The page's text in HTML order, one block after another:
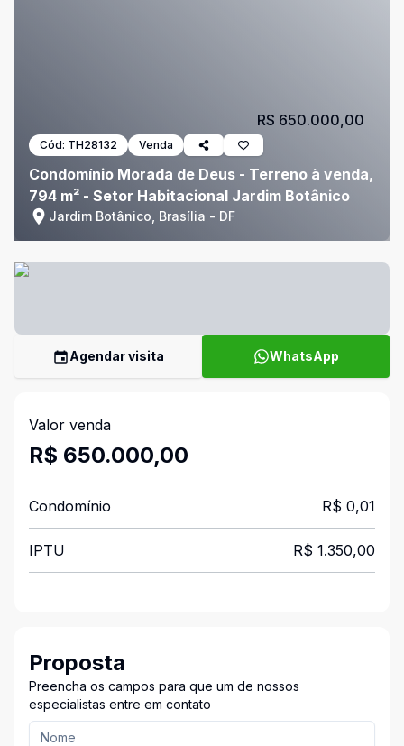
Cód: TH28132 Venda
Condomínio Morada de Deus - Terreno à venda,
794 m² - Setor Habitacional Jardim Botânico
Jardim Botânico, Brasília - DF
R$ 650.000,00
Agendar visita WhatsApp
Valor venda
R$ 650.000,00
Condomínio R$ 0,01
IPTU R$ 1.350,00
Proposta
Preencha os campos para que um de nossos
especialistas entre em contato